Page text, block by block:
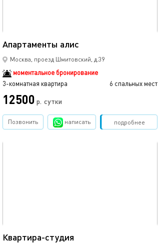
Апартаменты алис
Москва, проезд Шмитовский, д.39
моментальное бронирование
3-комнатная квартира
6 спальных мест
12500 р. сутки
подробнее
Позвонить написать Забронировать
Квартира-студия